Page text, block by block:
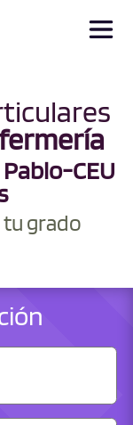
CEU
grado